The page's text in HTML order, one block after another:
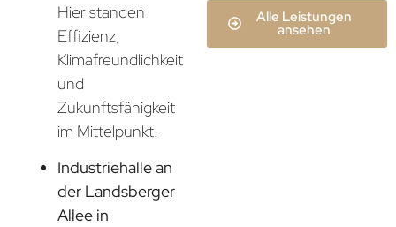
Hier standen
Effizienz,
Klimafreundlichkeit
und
Zukunftsfähigkeit
im Mittelpunkt.
Industriehalle an
der Landsberger
Allee in
Alle Leistungen
ansehen